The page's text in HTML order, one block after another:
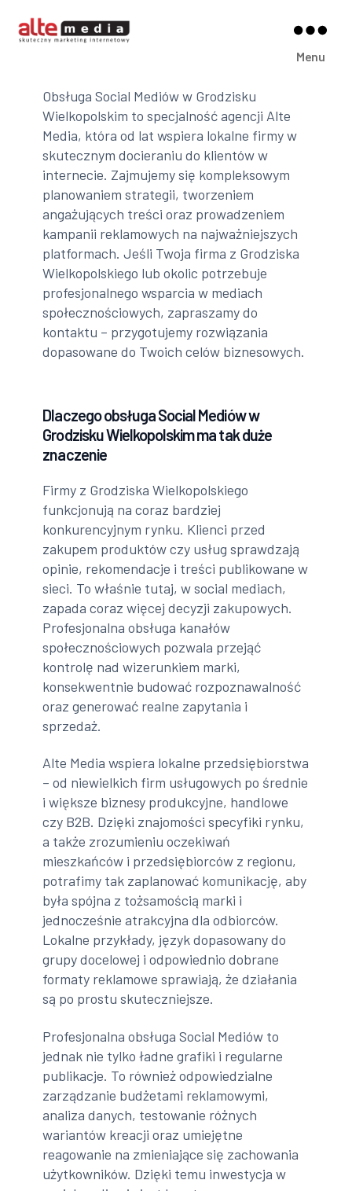
Media
Menu
Obsługa Social Mediów w Grodzisku
Wielkopolskim to specjalność agencji Alte
Media, która od lat wspiera lokalne firmy w
skutecznym docieraniu do klientów w
internecie. Zajmujemy się kompleksowym
planowaniem strategii, tworzeniem
angażujących treści oraz prowadzeniem
kampanii reklamowych na najważniejszych
platformach. Jeśli Twoja firma z Grodziska
Wielkopolskiego lub okolic potrzebuje
profesjonalnego wsparcia w mediach
społecznościowych, zapraszamy do
kontaktu – przygotujemy rozwiązania
dopasowane do Twoich celów biznesowych.
Dlaczego obsługa Social Mediów w
Grodzisku Wielkopolskim ma tak duże
znaczenie
Firmy z Grodziska Wielkopolskiego
funkcjonują na coraz bardziej
konkurencyjnym rynku. Klienci przed
zakupem produktów czy usług sprawdzają
opinie, rekomendacje i treści publikowane w
sieci. To właśnie tutaj, w social mediach,
zapada coraz więcej decyzji zakupowych.
Profesjonalna obsługa kanałów
społecznościowych pozwala przejąć
kontrolę nad wizerunkiem marki,
konsekwentnie budować rozpoznawalność
oraz generować realne zapytania i
sprzedaż.
Alte Media wspiera lokalne przedsiębiorstwa
– od niewielkich firm usługowych po średnie
i większe biznesy produkcyjne, handlowe
czy B2B. Dzięki znajomości specyfiki rynku,
a także zrozumieniu oczekiwań
mieszkańców i przedsiębiorców z regionu,
potrafimy tak zaplanować komunikację, aby
była spójna z tożsamością marki i
jednocześnie atrakcyjna dla odbiorców.
Lokalne przykłady, język dopasowany do
grupy docelowej i odpowiednio dobrane
formaty reklamowe sprawiają, że działania
są po prostu skuteczniejsze.
Profesjonalna obsługa Social Mediów to
jednak nie tylko ładne grafiki i regularne
publikacje. To również odpowiedzialne
zarządzanie budżetami reklamowymi,
analiza danych, testowanie różnych
wariantów kreacji oraz umiejętne
reagowanie na zmieniające się zachowania
użytkowników. Dzięki temu inwestycja w